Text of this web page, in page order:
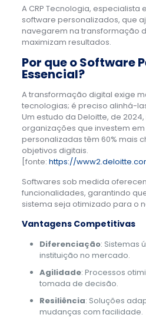
A CRP Tecnologia,
software personalizados, que
navegarem na transformação
maximizam resultados.
Por que o Software
Essencial?
A transformação digital exige
tecnologias; é preciso alinhá-
Um estudo da Deloitte, de
organizações que investem
personalizadas têm 60% mais
objetivos digitais.
[fonte: https://
Softwares sob medida
funcionalidades, garantindo
sistema seja otimizado para o
Vantagens Competitivas
Diferenciação: Sistemas
instituição no mercado.
Agilidade: Processos
tomada de decisão.
Resiliência: Soluções
mudanças com facilidade.